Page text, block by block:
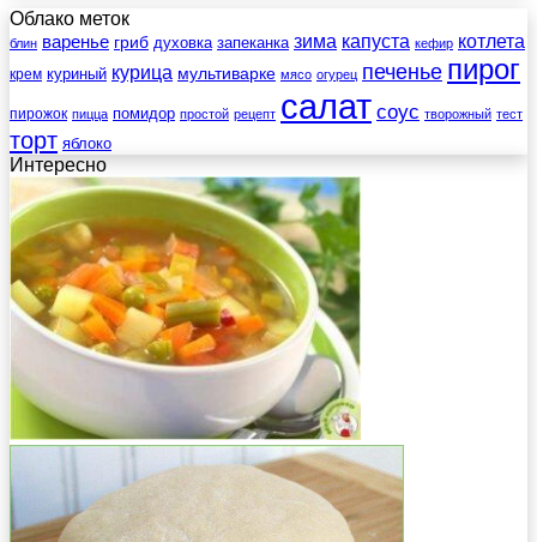
Облако меток
блин варенье гриб духовка запеканка зима капуста кефир котлета
крем куриный курица мультиварке мясо огурец печенье пирог
пирожок пицца помидор простой рецепт салат соус творожный тест
торт яблоко
Интересно